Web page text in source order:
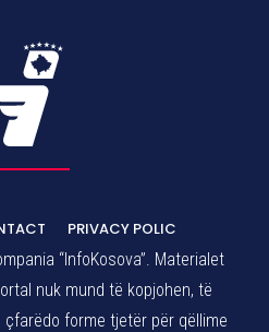
PRIVACY POLIC
“InfoKosova”. Materialet
nuk mund të kopjohen, të
forme tjetër për qëllime